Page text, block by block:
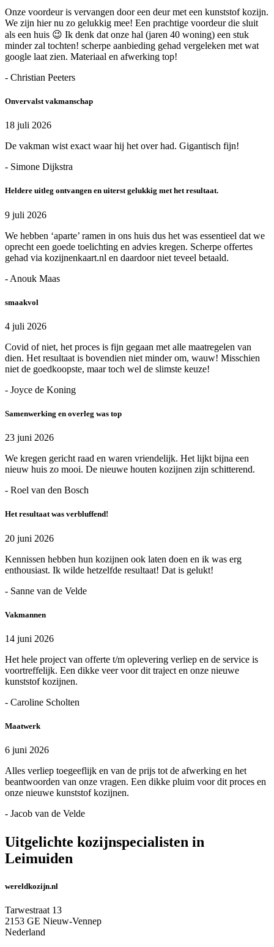
Onze voordeur is vervangen door een deur met een kunststof kozijn.
We zijn hier nu zo gelukkig mee! Een prachtige voordeur die sluit
als een huis 😉 Ik denk dat onze hal (jaren 40 woning) een stuk
minder zal tochten! scherpe aanbieding gehad vergeleken met wat
google laat zien. Materiaal en afwerking top!
- Christian Peeters
Onvervalst vakmanschap
18 juli 2026
De vakman wist exact waar hij het over had. Gigantisch fijn!
- Simone Dijkstra
Heldere uitleg ontvangen en uiterst gelukkig met het resultaat.
9 juli 2026
We hebben ‘aparte’ ramen in ons huis dus het was essentieel dat we
oprecht een goede toelichting en advies kregen. Scherpe offertes
gehad via kozijnenkaart.nl en daardoor niet teveel betaald.
- Anouk Maas
smaakvol
4 juli 2026
Covid of niet, het proces is fijn gegaan met alle maatregelen van
dien. Het resultaat is bovendien niet minder om, wauw! Misschien
niet de goedkoopste, maar toch wel de slimste keuze!
- Joyce de Koning
Samenwerking en overleg was top
23 juni 2026
We kregen gericht raad en waren vriendelijk. Het lijkt bijna een
nieuw huis zo mooi. De nieuwe houten kozijnen zijn schitterend.
- Roel van den Bosch
Het resultaat was verbluffend!
20 juni 2026
Kennissen hebben hun kozijnen ook laten doen en ik was erg
enthousiast. Ik wilde hetzelfde resultaat! Dat is gelukt!
- Sanne van de Velde
Vakmannen
14 juni 2026
Het hele project van offerte t/m oplevering verliep en de service is
voortreffelijk. Een dikke veer voor dit traject en onze nieuwe
kunststof kozijnen.
- Caroline Scholten
Maatwerk
6 juni 2026
Alles verliep toegeeflijk en van de prijs tot de afwerking en het
beantwoorden van onze vragen. Een dikke pluim voor dit proces en
onze nieuwe kunststof kozijnen.
- Jacob van de Velde
Uitgelichte kozijnspecialisten in
Leimuiden
wereldkozijn.nl
Tarwestraat 13
2153 GE Nieuw-Vennep
Nederland